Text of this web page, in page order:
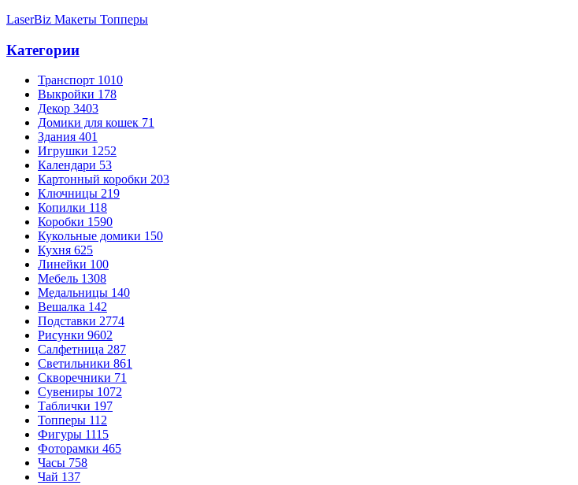
LaserBiz Макеты Топперы
Категории
Транспорт 1010
Выкройки 178
Декор 3403
Домики для кошек 71
Здания 401
Игрушки 1252
Календари 53
Картонный коробки 203
Ключницы 219
Копилки 118
Коробки 1590
Кукольные домики 150
Кухня 625
Линейки 100
Мебель 1308
Медальницы 140
Вешалка 142
Подставки 2774
Рисунки 9602
Салфетница 287
Светильники 861
Скворечники 71
Сувениры 1072
Таблички 197
Топперы 112
Фигуры 1115
Фоторамки 465
Часы 758
Чай 137